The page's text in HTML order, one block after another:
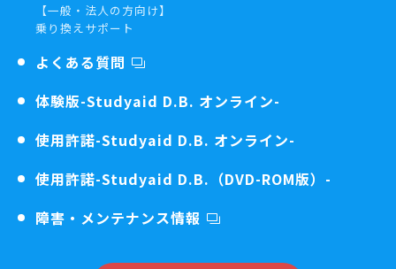
【一般・法人の方向け】
乗り換えサポート
よくある質問
体験版-Studyaid D.B. オンライン-
使用許諾-Studyaid D.B. オンライン-
使用許諾-Studyaid D.B.（DVD-ROM版）-
障害・メンテナンス情報